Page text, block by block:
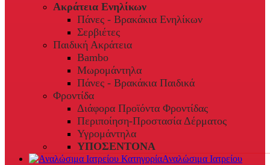
Ακράτεια Ενηλίκων
Πάνες - Βρακάκια Ενηλίκων
Σερβιέτες
Παιδική Ακράτεια
Bambo
Μωρομάντηλα
Πάνες - Βρακάκια Παιδικά
Φροντίδα
Διάφορα Προϊόντα Φροντίδας
Περιποίηση-Προστασία Δέρματος
Υγρομάντηλα
ΥΠΟΣΕΝΤΟΝΑ
Αναλώσιμα Ιατρείου